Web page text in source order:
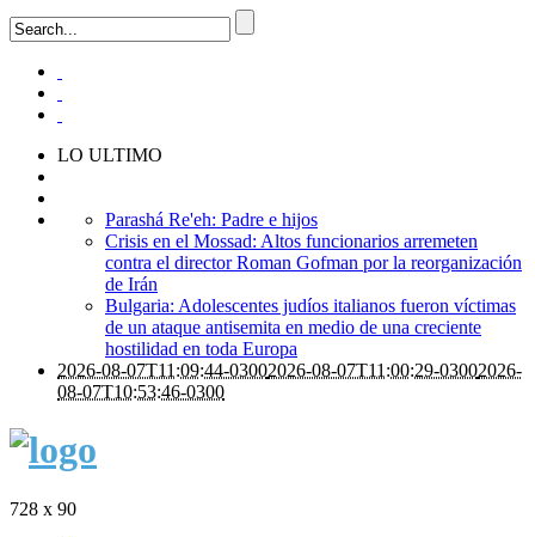
LO ULTIMO
Parashá Re'eh: Padre e hijos
Crisis en el Mossad: Altos funcionarios arremeten
contra el director Roman Gofman por la reorganización
de Irán
Bulgaria: Adolescentes judíos italianos fueron víctimas
de un ataque antisemita en medio de una creciente
hostilidad en toda Europa
2026-08-07T11:09:44-03002026-08-07T11:00:29-03002026-
08-07T10:53:46-0300
728 x 90